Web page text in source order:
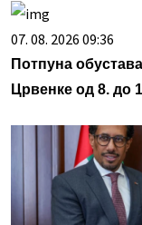
07. 08. 2026 09:36
Потпуна
Црвенке од 8. до